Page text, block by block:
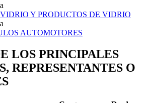
Y PRODUCTOS DE VIDRIO
AUTOMOTORES
LOS PRINCIPALES
REPRESENTANTES O